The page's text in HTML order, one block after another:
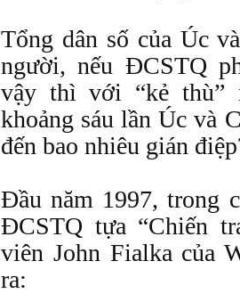
Tổng dân số của Úc
người, nếu ĐCSTQ
vậy thì với “kẻ thù”
khoảng sáu lần Úc và
đến bao nhiêu gián
Đầu năm 1997, trong
ĐCSTQ tựa “Chiến
viên John Fialka của
ra: